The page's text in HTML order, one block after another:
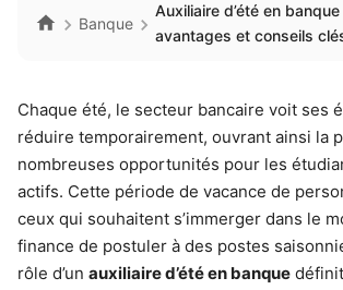
Banque
Auxiliaire d’été en
avantages et conseils
Chaque été, le secteur bancaire voit ses
réduire temporairement, ouvrant ainsi la
nombreuses opportunités pour les
actifs. Cette période de vacance de
ceux qui souhaitent s’immerger dans le
finance de postuler à des postes
rôle d’un auxiliaire d’été en banque